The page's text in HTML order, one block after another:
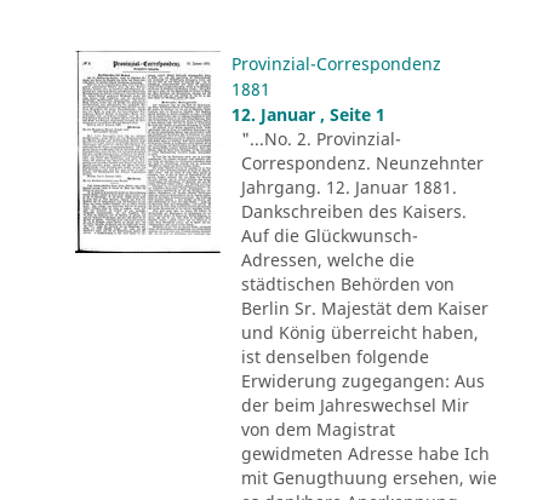
Provinzial-Correspondenz
1881
12. Januar , Seite 1
"...No. 2. Provinzial-
Correspondenz. Neunzehnter
Jahrgang. 12. Januar 1881.
Dankschreiben des Kaisers.
Auf die Glückwunsch-
Adressen, welche die
städtischen Behörden von
Berlin Sr. Majestät dem Kaiser
und König überreicht haben,
ist denselben folgende
Erwiderung zugegangen: Aus
der beim Jahreswechsel Mir
von dem Magistrat
gewidmeten Adresse habe Ich
mit Genugthuung ersehen, wie